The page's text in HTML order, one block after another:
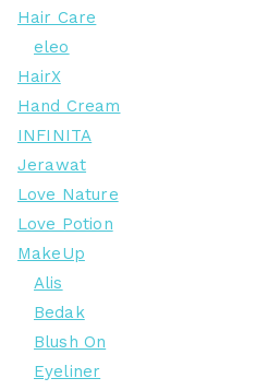
Hair Care
eleo
HairX
Hand Cream
INFINITA
Jerawat
Love Nature
Love Potion
MakeUp
Alis
Bedak
Blush On
Eyeliner